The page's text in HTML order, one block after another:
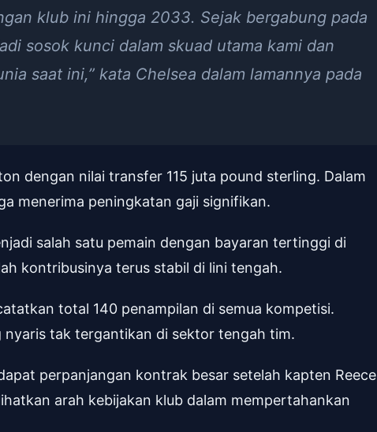
klub ini hingga 2033. Sejak bergabung pada
sosok kunci dalam skuad utama kami dan
saat ini,” kata Chelsea dalam lamannya pada
dengan nilai transfer 115 juta pound sterling. Dalam
menerima peningkatan gaji signifikan.
salah satu pemain dengan bayaran tertinggi di
kontribusinya terus stabil di lini tengah.
total 140 penampilan di semua kompetisi.
tak tergantikan di sektor tengah tim.
perpanjangan kontrak besar setelah kapten Reece
arah kebijakan klub dalam mempertahankan